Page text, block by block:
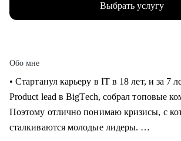
Выбрать услугу
Обо мне
• Стартанул карьеру в IT в 18 лет, и за 7
Product lead в BigTech, собрал топовые
Поэтому отлично понимаю кризисы, с
сталкиваются молодые лидеры.